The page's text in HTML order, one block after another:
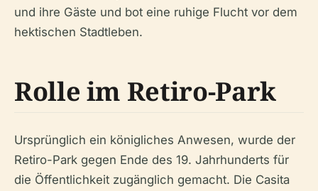
und ihre Gäste und bot eine ruhige Flucht vor dem
hektischen Stadtleben.
Rolle im Retiro-Park
Ursprünglich ein königliches Anwesen, wurde der
Retiro-Park gegen Ende des 19. Jahrhunderts für
die Öffentlichkeit zugänglich gemacht. Die Casita